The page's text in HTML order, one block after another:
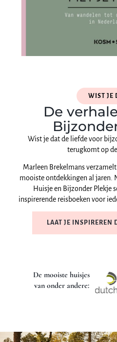
WIST JE
De
Wist je dat de liefde voor
terugkomt op
Marleen Brekelmans
mooiste ontdekkingen al jaren.
Huisje en Bijzonder Plekje
inspirerende reisboeken voor
LAAT JE INSPIREREN
De mooiste huisjes
van onder andere: